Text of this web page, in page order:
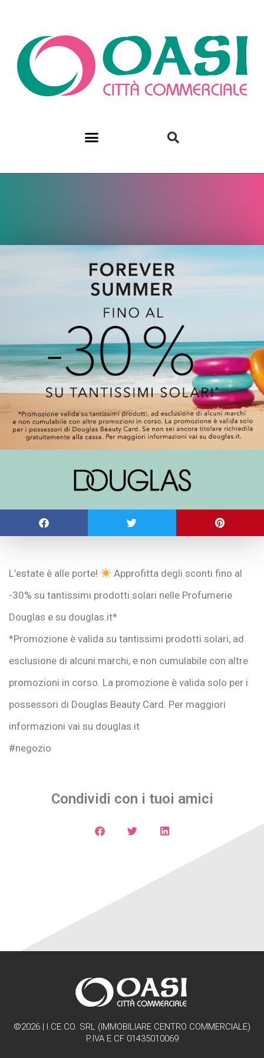
L’estate è alle porte!
Approfitta degli sconti fino al
-30% su tantissimi prodotti solari nelle Profumerie
Douglas e su douglas.it*
*Promozione è valida su tantissimi prodotti solari, ad
esclusione di alcuni marchi, e non cumulabile con altre
promozioni in corso. La promozione è valida solo per i
possessori di Douglas Beauty Card. Per maggiori
informazioni vai su douglas.it
#negozio
Condividi con i tuoi amici
©2026 | I.CE.CO. SRL (IMMOBILIARE CENTRO COMMERCIALE)
P.IVA E CF 01435010069